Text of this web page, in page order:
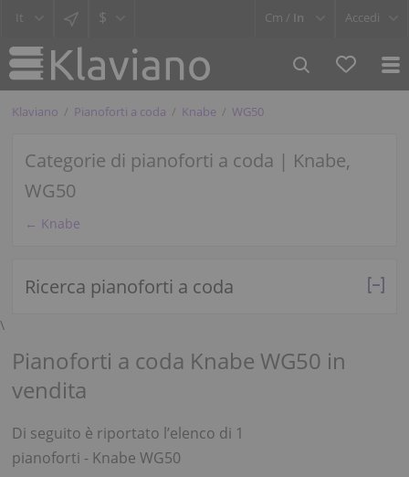
$ Cm / In Accedi
Klaviano Pianoforti a coda Knabe WG50
Categorie di pianoforti a coda | Knabe,
WG50
← Knabe
Ricerca pianoforti a coda
\
Pianoforti a coda Knabe WG50 in
vendita
Di seguito è riportato l’elenco di 1
pianoforti - Knabe WG50